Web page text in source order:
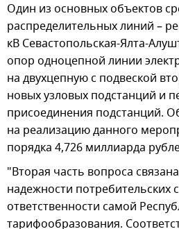
Один из основных объектов
распределительных линий –
кВ Севастопольская-Ялта-
опор одноцепной линии
на двухцепную с подвеской
новых узловых подстанций и
присоединения подстанций.
на реализацию данного
порядка 4,726 миллиарда
"Вторая часть вопроса
надежности потребительских
ответственности самой
тарифообразования.